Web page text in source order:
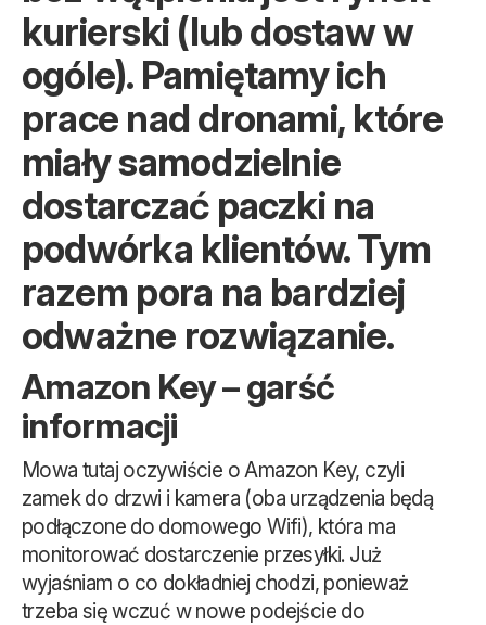
kurierski (lub dostaw w
ogóle). Pamiętamy ich
prace nad dronami, które
miały samodzielnie
dostarczać paczki na
podwórka klientów. Tym
razem pora na bardziej
odważne rozwiązanie.
Amazon Key – garść
informacji
Mowa tutaj oczywiście o Amazon Key, czyli
zamek do drzwi i kamera (oba urządzenia będą
podłączone do domowego Wifi), która ma
monitorować dostarczenie przesyłki. Już
wyjaśniam o co dokładniej chodzi, ponieważ
trzeba się wczuć w nowe podejście do